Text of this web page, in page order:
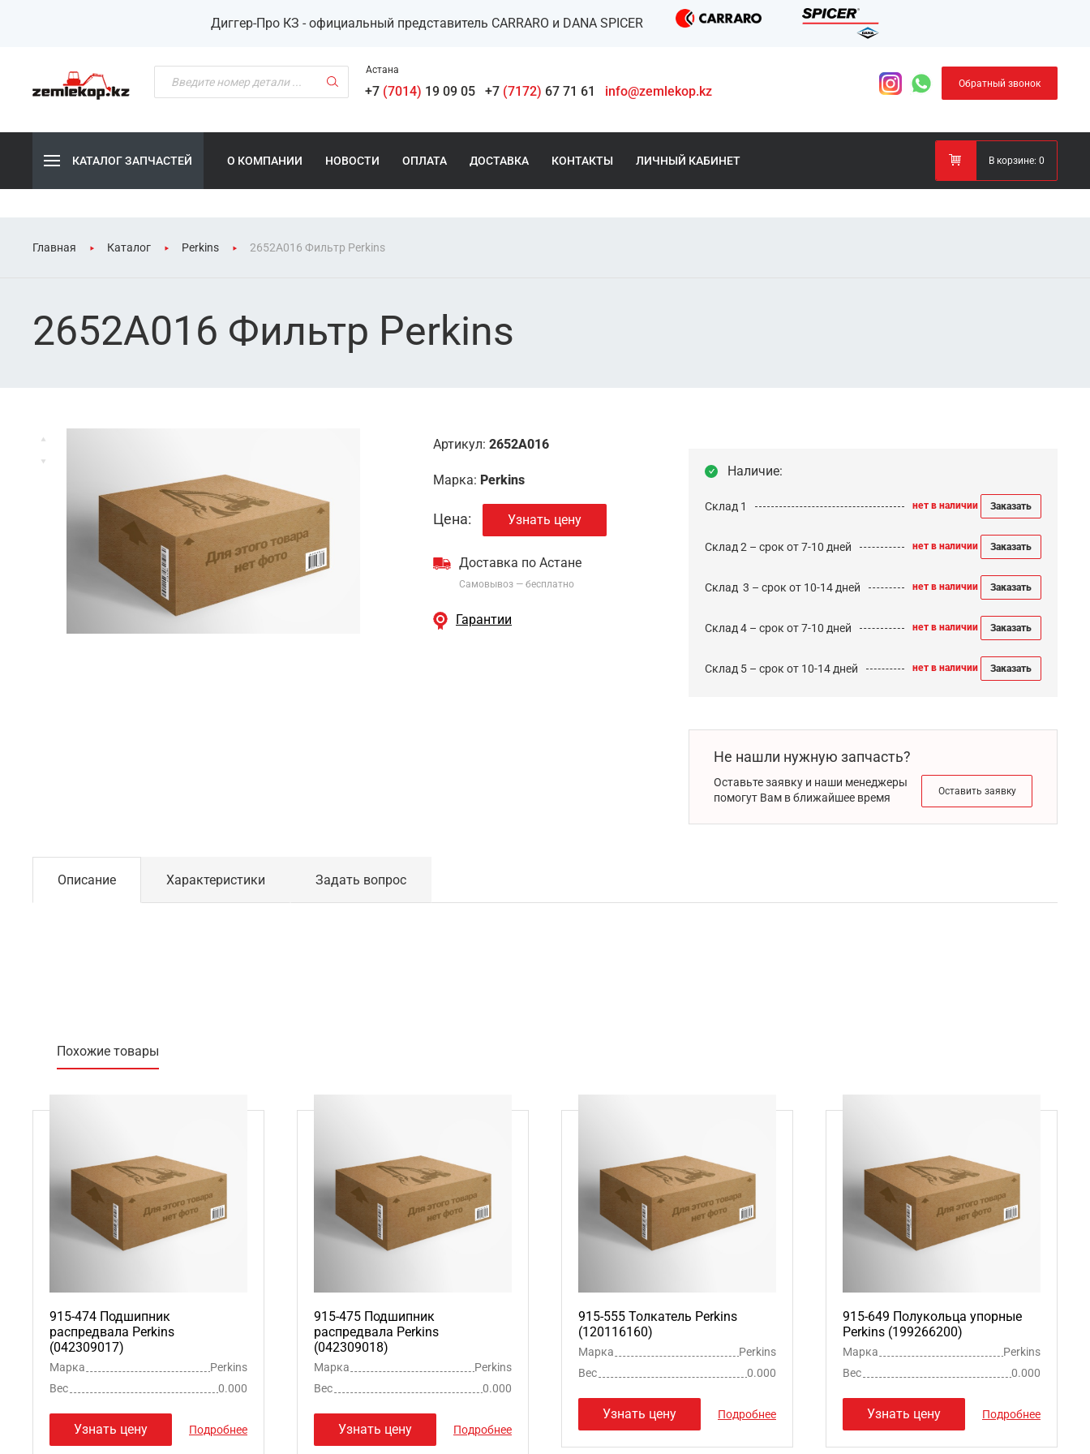
Диггер-Про КЗ - официальный представитель CARRARO и DANA SPICER
Астана
+7 (7014) 19 09 05 +7 (7172) 67 71 61 info@zemlekop.kz Обратный звонок
КАТАЛОГ ЗАПЧАСТЕЙ О КОМПАНИИ НОВОСТИ ОПЛАТА ДОСТАВКА КОНТАКТЫ ЛИЧНЫЙ КАБИНЕТ В корзине: 0
Главная Каталог Perkins 2652A016 Фильтр Perkins
2652A016 Фильтр Perkins
Артикул: 2652A016
Марка: Perkins
Цена: Узнать цену
Доставка по Астане
Самовывоз — бесплатно
Гарантии
Наличие:
Склад 1 нет в наличии Заказать
Склад 2 – срок от 7-10 дней нет в наличии Заказать
Cклад 3 – срок от 10-14 дней нет в наличии Заказать
Склад 4 – срок от 7-10 дней нет в наличии Заказать
Склад 5 – срок от 10-14 дней нет в наличии Заказать
Не нашли нужную запчасть?
Оставьте заявку и наши менеджеры
помогут Вам в ближайшее время
Оставить заявку
Описание Характеристики Задать вопрос
Похожие товары
915-474 Подшипник
распредвала Perkins
(042309017)
Марка
Perkins
Вес
0.000
Узнать цену Подробнее
915-475 Подшипник
распредвала Perkins
(042309018)
Марка
Perkins
Вес
0.000
Узнать цену Подробнее
915-555 Толкатель Perkins
(120116160)
Марка
Perkins
Вес
0.000
Узнать цену Подробнее
915-649 Полукольца упорные
Perkins (199266200)
Марка
Perkins
Вес
0.000
Узнать цену Подробнее